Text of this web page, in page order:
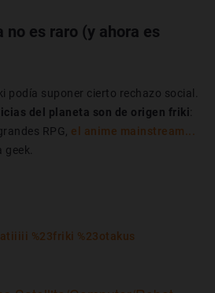
no es raro (y ahora es
podía suponer cierto rechazo social.
del planeta son de origen friki:
RPG, el anime mainstream...
geek.
%23friki %23otakus